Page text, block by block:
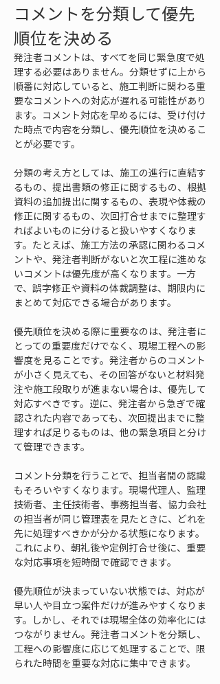
コメントを分類して優先
順位を決める
発注者コメントは、すべてを同じ緊急度で処
理する必要はありません。分類せずに上から
順番に対応していると、施工判断に関わる重
要なコメントへの対応が遅れる可能性があり
ます。コメント対応を早めるには、受け付け
た時点で内容を分類し、優先順位を決めるこ
とが必要です。
分類の考え方としては、施工の進行に直結す
るもの、提出書類の修正に関するもの、根拠
資料の追加提出に関するもの、表現や体裁の
修正に関するもの、次回打合せまでに整理す
ればよいものに分けると扱いやすくなりま
す。たとえば、施工方法の承認に関わるコメ
ントや、発注者判断がないと次工程に進めな
いコメントは優先度が高くなります。一方
で、誤字修正や資料の体裁調整は、期限内に
まとめて対応できる場合があります。
優先順位を決める際に重要なのは、発注者に
とっての重要度だけでなく、現場工程への影
響度を見ることです。発注者からのコメント
が小さく見えても、その回答がないと材料発
注や施工段取りが進まない場合は、優先して
対応すべきです。逆に、発注者から急ぎで確
認された内容であっても、次回提出までに整
理すれば足りるものは、他の緊急項目と分け
て管理できます。
コメント分類を行うことで、担当者間の認識
もそろいやすくなります。現場代理人、監理
技術者、主任技術者、事務担当者、協力会社
の担当者が同じ管理表を見たときに、どれを
先に処理すべきかが分かる状態になります。
これにより、朝礼後や定例打合せ後に、重要
な対応事項を短時間で確認できます。
優先順位が決まっていない状態では、対応が
早い人や目立つ案件だけが進みやすくなりま
す。しかし、それでは現場全体の効率化には
つながりません。発注者コメントを分類し、
工程への影響度に応じて処理することで、限
られた時間を重要な対応に集中できます。